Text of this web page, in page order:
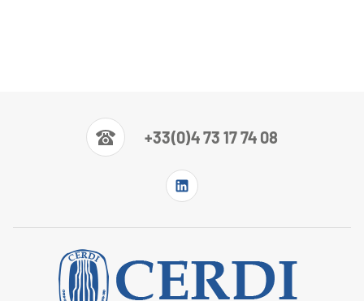
+33(0)4 73 17 74 08